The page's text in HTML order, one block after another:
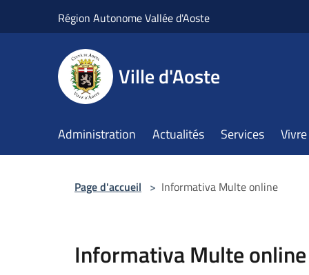
Région Autonome Vallée d'Aoste
Ville d'Aoste
Administration Actualités Services
Page d'accueil > Informativa Multe online
Informativa Multe online